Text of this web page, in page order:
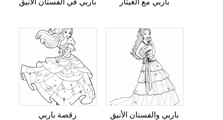
باربي في الفستان الأنيق باربي مع الغيتار
رقصة باربي باربي والفستان الأنيق